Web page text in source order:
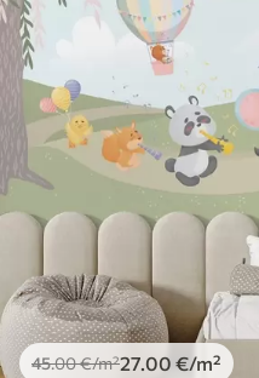
45.00€/m²27.00 €/m²